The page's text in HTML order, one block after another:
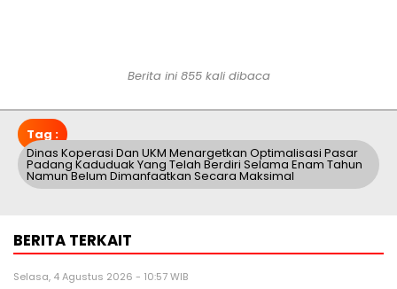
Berita ini 855 kali dibaca
Tag :
Dinas Koperasi Dan UKM Menargetkan Optimalisasi Pasar
Padang Kaduduak Yang Telah Berdiri Selama Enam Tahun
Namun Belum Dimanfaatkan Secara Maksimal
BERITA TERKAIT
Selasa, 4 Agustus 2026 - 10:57 WIB